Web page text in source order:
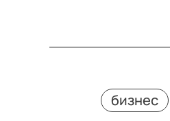
бизнес